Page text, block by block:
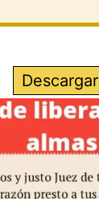
Descargar